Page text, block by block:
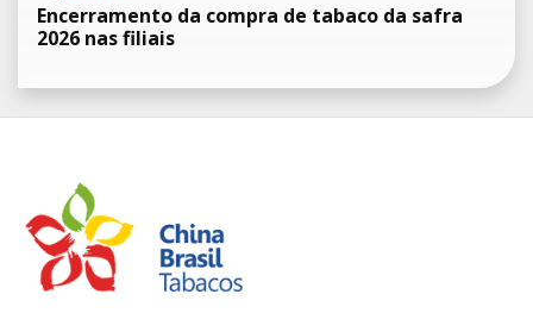
Encerramento da compra de tabaco da safra
2026 nas filiais